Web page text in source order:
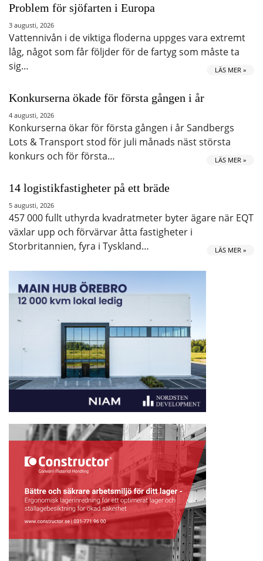
Problem för sjöfarten i Europa
3 augusti, 2026
Vattennivån i de viktiga floderna uppges vara extremt
låg, något som får följder för de fartyg som måste ta
sig…
LÄS MER »
Konkurserna ökade för första gången i år
4 augusti, 2026
Konkurserna ökar för första gången i år Sandbergs
Lots & Transport stod för juli månads näst största
konkurs och för första…
LÄS MER »
14 logistikfastigheter på ett bräde
5 augusti, 2026
457 000 fullt uthyrda kvadratmeter byter ägare när EQT
växlar upp och förvärvar åtta fastigheter i
Storbritannien, fyra i Tyskland…
LÄS MER »